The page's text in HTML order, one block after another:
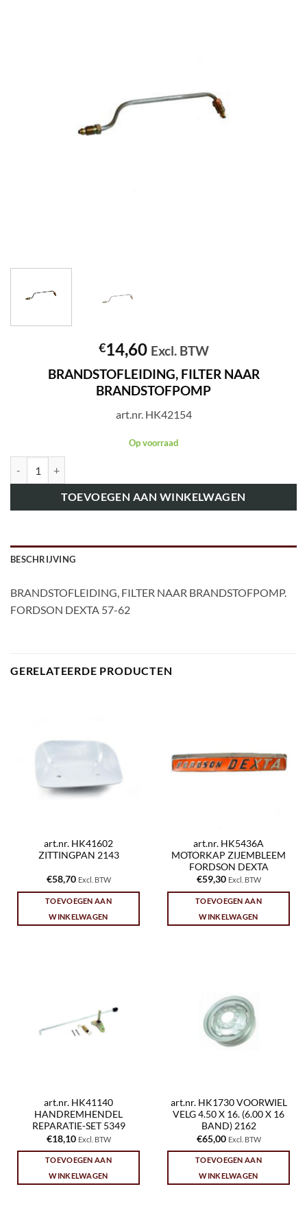
€14,60 Excl. BTW
BRANDSTOFLEIDING, FILTER NAAR
BRANDSTOFPOMP
art.nr. HK42154
Op voorraad
TOEVOEGEN AAN WINKELWAGEN
BESCHRIJVING
BRANDSTOFLEIDING, FILTER NAAR BRANDSTOFPOMP.
FORDSON DEXTA 57-62
GERELATEERDE PRODUCTEN
art.nr. HK41602
ZITTINGPAN 2143
€58,70 Excl. BTW
TOEVOEGEN AAN
WINKELWAGEN
art.nr. HK5436A
MOTORKAP ZIJEMBLEEM
FORDSON DEXTA
€59,30 Excl. BTW
TOEVOEGEN AAN
WINKELWAGEN
art.nr. HK41140
HANDREMHENDEL
REPARATIE-SET 5349
€18,10 Excl. BTW
TOEVOEGEN AAN
WINKELWAGEN
art.nr. HK1730 VOORWIEL
VELG 4.50 X 16. (6.00 X 16
BAND) 2162
€65,00 Excl. BTW
TOEVOEGEN AAN
WINKELWAGEN